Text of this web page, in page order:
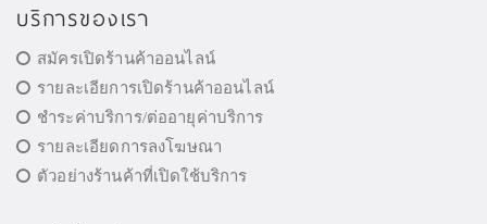
บริการของเรา
สมัครเปิดร้านค้าออนไลน์
รายละเอียการเปิดร้านค้าออนไลน์
ชำระค่าบริการ/ต่ออายุค่าบริการ
รายละเอียดการลงโฆษณา
ตัวอย่างร้านค้าที่เปิดใช้บริการ